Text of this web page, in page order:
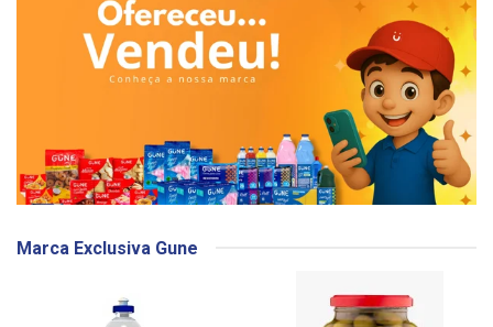
Marca Exclusiva Gune